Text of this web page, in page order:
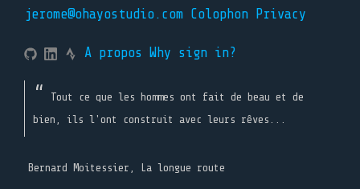
jerome@ohayostudio.com Colophon Privacy
A propos Why sign in?
Tout ce que les hommes ont fait de beau et de
bien, ils l'ont construit avec leurs rêves...
Bernard Moitessier, La longue route